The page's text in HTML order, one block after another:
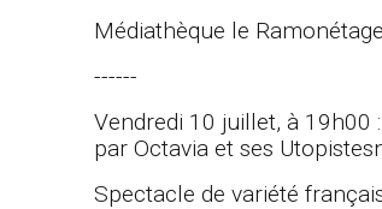
Médiathèque le Ramonétage
------
Vendredi 10 juillet, à 19h00
par Octavia et ses
Spectacle de variété